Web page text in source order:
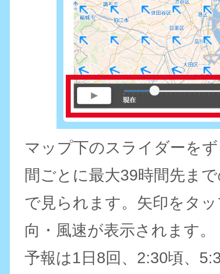
マップ下のスライダーを
間ごとに最大39時間先ま
で見られます。矢印をタ
向・風速が表示されます。
予報は1日8回、2:30頃、